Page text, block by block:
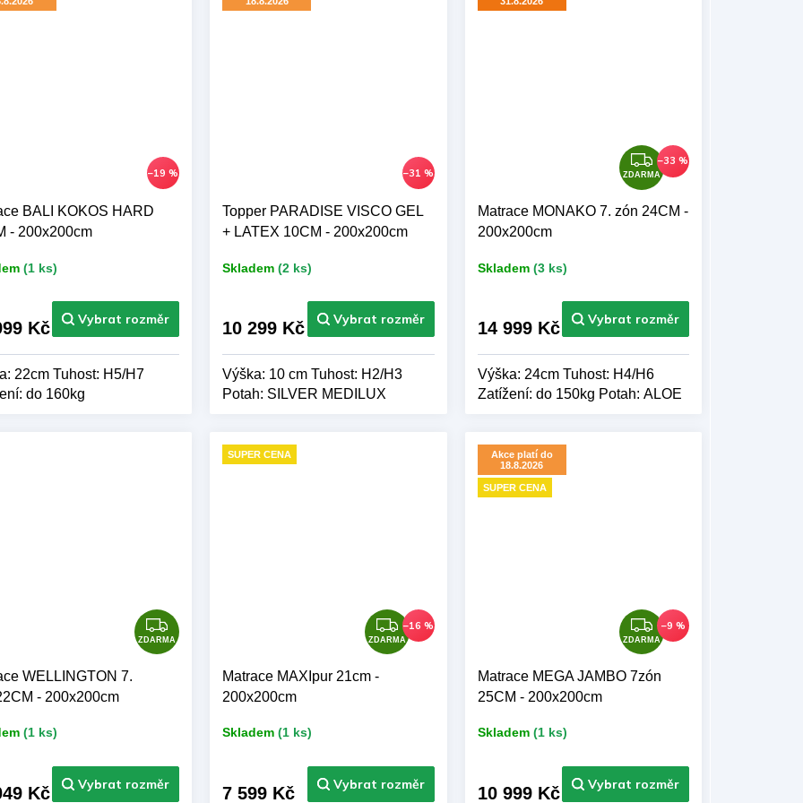
–19 %
BALI KOKOS HARD
- 200x200cm
(1 ks)
Kč
22cm Tuhost: H5/H7
do 160kg
–31 %
Topper PARADISE VISCO GEL
+ LATEX 10CM - 200x200cm
Skladem (2 ks)
10 299 Kč
Výška: 10 cm Tuhost: H2/H3
Potah: SILVER MEDILUX
Z
D
A
R
ZDARMA
–33 %
Matrace MONAKO 7. zón 24CM -
200x200cm
Skladem (3 ks)
14 999 Kč
Výška: 24cm Tuhost: H4/H6
Zatížení: do 150kg Potah: ALOE
Z
D
ZDARMA
WELLINGTON 7.
- 200x200cm
(1 ks)
Kč
SUPER CENA
Z
D
ZDARMA
–16 %
Matrace MAXIpur 21cm -
200x200cm
Skladem (1 ks)
7 599 Kč
Akce platí do
18.8.2026
SUPER CENA
Z
D
A
R
ZDARMA
–9 %
Matrace MEGA JAMBO 7zón
25CM - 200x200cm
Skladem (1 ks)
10 999 Kč